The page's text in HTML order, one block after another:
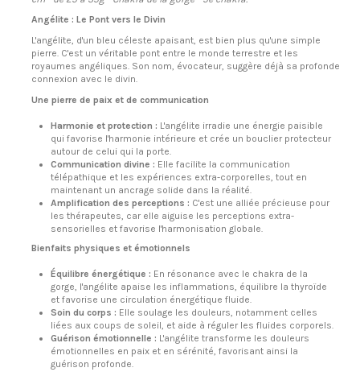
Angélite : Le Pont vers le Divin
L'angélite, d'un bleu céleste apaisant, est bien plus qu'une simple
pierre. C'est un véritable pont entre le monde terrestre et les
royaumes angéliques. Son nom, évocateur, suggère déjà sa profonde
connexion avec le divin.
Une pierre de paix et de communication
Harmonie et protection : L'angélite irradie une énergie paisible
qui favorise l'harmonie intérieure et crée un bouclier protecteur
autour de celui qui la porte.
Communication divine : Elle facilite la communication
télépathique et les expériences extra-corporelles, tout en
maintenant un ancrage solide dans la réalité.
Amplification des perceptions : C'est une alliée précieuse pour
les thérapeutes, car elle aiguise les perceptions extra-
sensorielles et favorise l'harmonisation globale.
Bienfaits physiques et émotionnels
Équilibre énergétique : En résonance avec le chakra de la
gorge, l'angélite apaise les inflammations, équilibre la thyroïde
et favorise une circulation énergétique fluide.
Soin du corps : Elle soulage les douleurs, notamment celles
liées aux coups de soleil, et aide à réguler les fluides corporels.
Guérison émotionnelle : L'angélite transforme les douleurs
émotionnelles en paix et en sérénité, favorisant ainsi la
guérison profonde.